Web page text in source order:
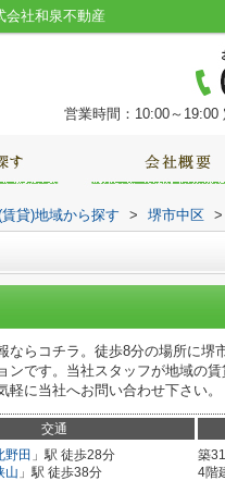
社和泉不動産
営業時間：10:00～19:00
賃貸)地域から探す > 堺市中区 >
ならコチラ。徒歩8分の場所に堺
です。当社スタッフが地域の
に当社へお問い合わせ下さい。
交通
野田 」駅 徒歩28分
山 」駅 徒歩38分
築
4階